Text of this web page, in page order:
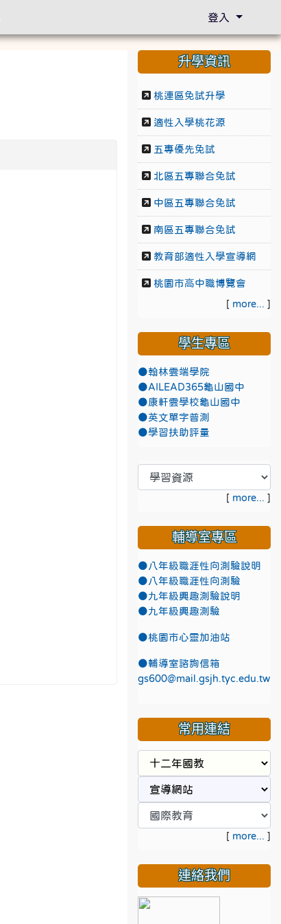
升學資訊
桃連區免試升學
適性入學桃花源
五專優先免試
北區五專聯合免試
中區五專聯合免試
南區五專聯合免試
教育部適性入學宣導網
桃園市高中職博覽會
[ more... ]
學生專區
●翰林雲端學院
●AILEAD365龜山國中
●康軒雲學校龜山國中
●英文單字普測
●學習扶助評量
[ more... ]
輔導室專區
●八年級職涯性向測驗說明
●八年級職涯性向測驗
●九年級興趣測驗說明
●九年級興趣測驗
●桃園市心靈加油站
●輔導室諮詢信箱
gs600@mail.gsjh.tyc.edu.tw
常用連結
[ more... ]
連絡我們
登入